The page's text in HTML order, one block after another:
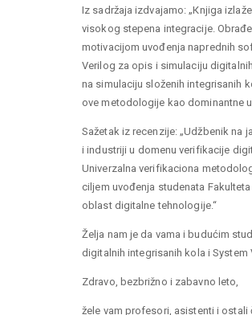
Iz sadržaja izdvajamo: „Кnjiga
visokog stepena integracije.
motivacijom uvođenja naprednih
Verilog za opis i simulaciju
na simulaciju složenih integrisanih
ove metodologije kao dominantne
Sažetak iz recenzije: „Udžbenik na
i industriji u domenu verifikacije
Univerzalna verifikaciona
ciljem uvođenja studenata
oblast digitalne tehnologije.“
Želja nam je da vama i budućim
digitalnih integrisanih kola i System
Zdravo, bezbrižno i zabavno leto,
žele vam profesori, asistenti i ostali